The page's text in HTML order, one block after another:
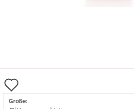
den
Größe: